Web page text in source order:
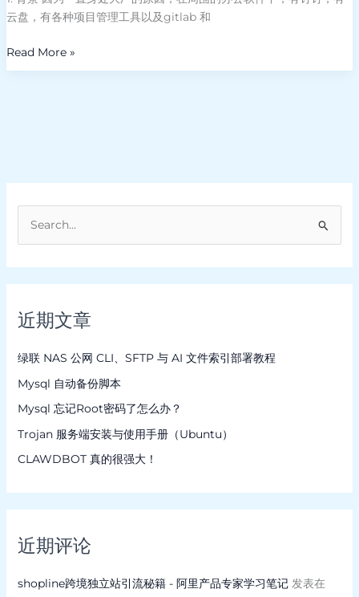
云盘，有各种项目管理工具以及gitlab 和
Read More »
近期文章
绿联 NAS 公网 CLI、SFTP 与 AI 文件索引部署教程
Mysql 自动备份脚本
Mysql 忘记Root密码了怎么办？
Trojan 服务端安装与使用手册（Ubuntu）
CLAWDBOT 真的很强大！
近期评论
shopline跨境独立站引流秘籍 - 阿里产品专家学习笔记发表在